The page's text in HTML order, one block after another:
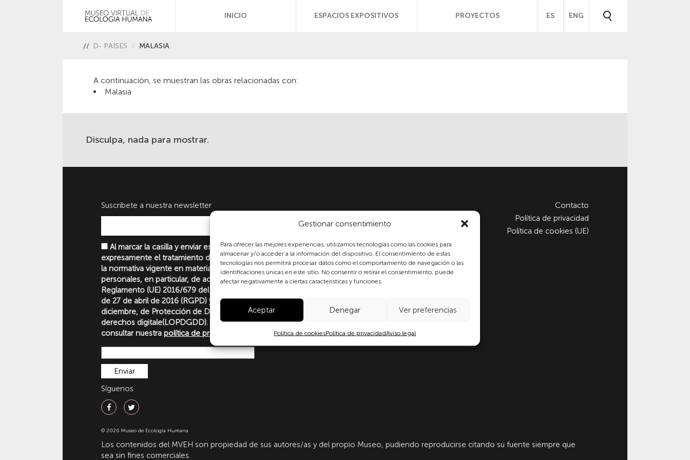
Gestionar consentimiento
Para ofrecer las mejores experiencias, utilizamos tecnologías como las cookies para
almacenar y/o acceder a la información del dispositivo. El consentimiento de estas
tecnologías nos permitirá procesar datos como el comportamiento de navegación o las
identificaciones únicas en este sitio. No consentir o retirar el consentimiento, puede
afectar negativamente a ciertas características y funciones.
Aceptar Denegar Ver preferencias
Política de cookiesPolítica de privacidadAviso legal
INICIO ESPACIOS EXPOSITIVOS PROYECTOS ES ENG
// D- PAÍSES MALASIA
A continuación, se muestran las obras relacionadas con:
Malasia
Disculpa, nada para mostrar.
Suscribete a nuestra newsletter
Al marcar la casilla y enviar este formulario, usted consiente
expresamente el tratamiento de sus datos personales conforme a
la normativa vigente en materia de protección de datos
personales, en particular, de acuerdo con lo dispuesto en el
Reglamento (UE) 2016/679 del Parlamento Europeo y del Consejo
de 27 de abril de 2016 (RGPD) y la Ley Orgánica 3/2018, de 5 de
diciembre, de Protección de Datos Personales y garantía de los
derechos digitale(LOPDGDD). Para más información puede
consultar nuestra política de privacidad
Síguenos
© 2026 Museo de Ecología Humana
Contacto
Política de privacidad
Política de cookies (UE)
Los contenidos del MVEH son propiedad de sus autores/as y del propio Museo, pudiendo reproducirse citando su fuente siempre que
sea sin fines comerciales.